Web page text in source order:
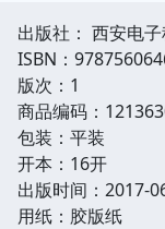
出版社： 西安电
ISBN：
版次：1
商品编码：
包装：平装
开本：16开
出版时间：2017-
用纸：胶版纸